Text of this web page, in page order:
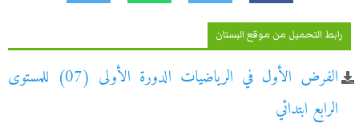
رابط التحميل من موقع البستان
الفرض الأول في الرياضيات الدورة الأولى (07) للمستوى
الرابع ابتدائي